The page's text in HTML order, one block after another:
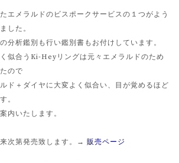
エメラルドのビスポークサービスの１つがよう
した。
分析鑑別も行い鑑別書もお付けしています。
似合うKi-Heyリングは元々エメラルドのため
ので
ド＋ダイヤに大変よく似合い、目が覚めるほど
。
内いたします。
次第発売致します。→ 販売ページ